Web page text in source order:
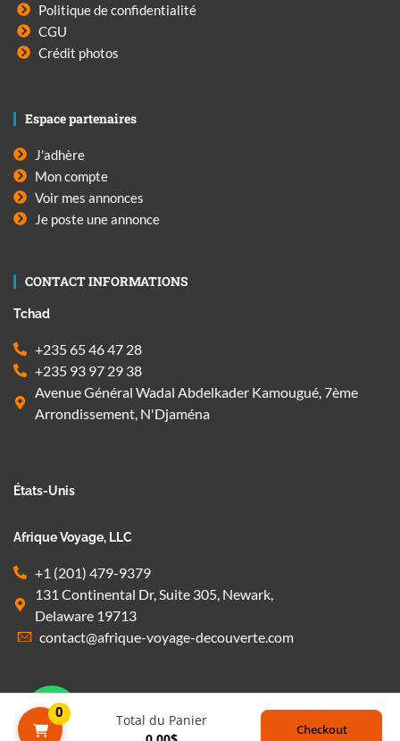
0
Total du Panier
Checkout
Politique de confidentialité
CGU
Crédit photos
Espace partenaires
J'adhère
Mon compte
Voir mes annonces
Je poste une annonce
CONTACT INFORMATIONS
Tchad
+235 65 46 47 28
+235 93 97 29 38
Avenue Général Wadal Abdelkader Kamougué, 7ème
Arrondissement, N'Djaména
États-Unis
Afrique Voyage, LLC
+1 (201) 479-9379
131 Continental Dr, Suite 305, Newark,
Delaware 19713
contact@afrique-voyage-decouverte.com